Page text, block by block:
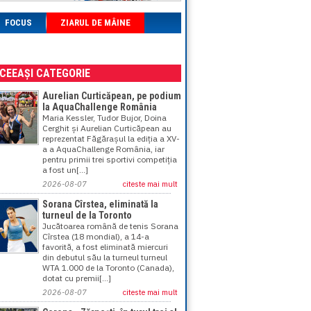
FOCUS ZIARUL DE MÂINE
CATEGORIE
Aurelian Curticăpean, pe podium
la AquaChallenge România
Maria Kessler, Tudor Bujor, Doina
Cerghit și Aurelian Curticăpean au
reprezentat Făgărașul la ediția a XV-
a a AquaChallenge România, iar
pentru primii trei sportivi competiția
a fost un[...]
2026-08-07 citeste mai mult
Sorana Cîrstea, eliminată la
turneul de la Toronto
Jucătoarea română de tenis Sorana
Cîrstea (18 mondial), a 14-a
favorită, a fost eliminată miercuri
din debutul său la turneul turneul
WTA 1.000 de la Toronto (Canada),
dotat cu premii[...]
2026-08-07 citeste mai mult